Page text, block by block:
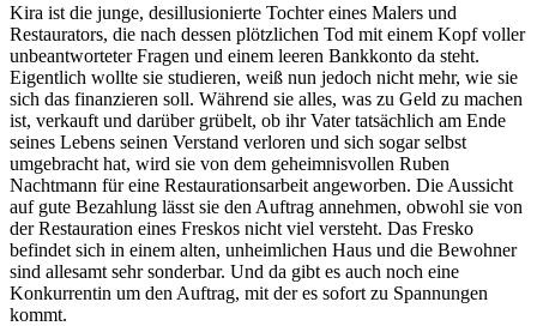
Kira ist die junge, desillusionierte Tochter eines Malers und
Restaurators, die nach dessen plötzlichen Tod mit einem Kopf voller
unbeantworteter Fragen und einem leeren Bankkonto da steht.
Eigentlich wollte sie studieren, weiß nun jedoch nicht mehr, wie sie
sich das finanzieren soll. Während sie alles, was zu Geld zu machen
ist, verkauft und darüber grübelt, ob ihr Vater tatsächlich am Ende
seines Lebens seinen Verstand verloren und sich sogar selbst
umgebracht hat, wird sie von dem geheimnisvollen Ruben
Nachtmann für eine Restaurationsarbeit angeworben. Die Aussicht
auf gute Bezahlung lässt sie den Auftrag annehmen, obwohl sie von
der Restauration eines Freskos nicht viel versteht. Das Fresko
befindet sich in einem alten, unheimlichen Haus und die Bewohner
sind allesamt sehr sonderbar. Und da gibt es auch noch eine
Konkurrentin um den Auftrag, mit der es sofort zu Spannungen
kommt.